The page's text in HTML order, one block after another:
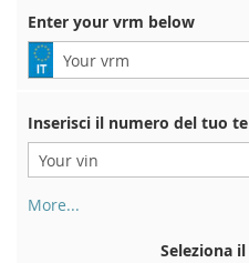
Enter your vrm below
Inserisci il numero del tuo
More...
immatricolazione. E anche
Seleziona